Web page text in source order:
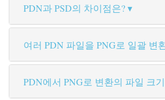
PDN과 PSD의 차이점은?
여러 PDN 파일을 PNG로 일괄 변
PDN에서 PNG로 변환의 파일 크